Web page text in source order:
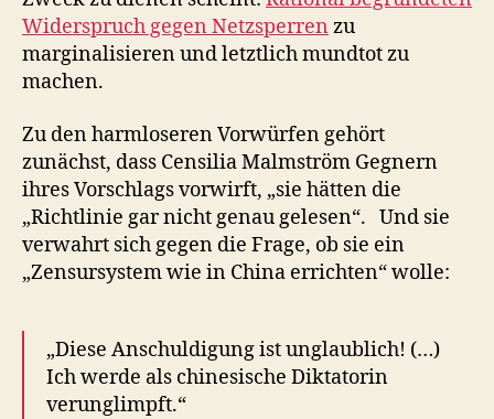
Widerspruch gegen Netzsperren zu
marginalisieren und letztlich mundtot zu
machen.
Zu den harmloseren Vorwürfen gehört
zunächst, dass Censilia Malmström Gegnern
ihres Vorschlags vorwirft, „sie hätten die
„Richtlinie gar nicht genau gelesen“. Und sie
verwahrt sich gegen die Frage, ob sie ein
„Zensursystem wie in China errichten“ wolle:
„Diese Anschuldigung ist unglaublich! (…)
Ich werde als chinesische Diktatorin
verunglimpft.“